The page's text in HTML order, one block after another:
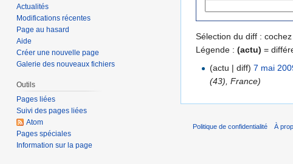
Sélection du diff :
Légende : (actu) =
(actu | diff) 7 mai
(43), France)
Actualités
Modifications récentes
Page au hasard
Aide
Créer une nouvelle page
Galerie des nouveaux fichiers
Outils
Pages liées
Suivi des pages liées
Atom
Pages spéciales
Information sur la page
Politique de confidentialité À